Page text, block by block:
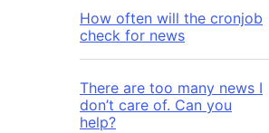
How often will the cronjob
check for news
There are too many news I
don’t care of. Can you
help?